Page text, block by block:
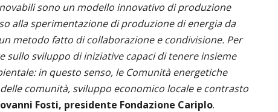
sono un modello innovativo di produzione
alla sperimentazione di produzione di energia da
metodo fatto di collaborazione e condivisione. Per
sullo sviluppo di iniziative capaci di tenere insieme
in questo senso, le Comunità energetiche
comunità, sviluppo economico locale e contrasto
Fosti, presidente Fondazione Cariplo.